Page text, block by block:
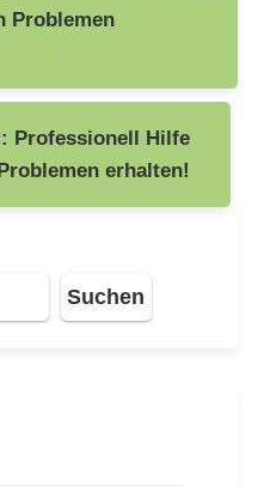
Problemen
Professionell Hilfe
erhalten!
Suchen